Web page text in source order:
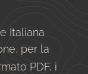
Italiana
per la
PDF, i